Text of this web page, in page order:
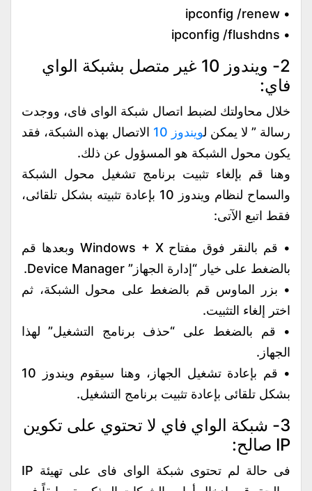
• ipconfig /renew
• ipconfig /flushdns
2- ويندوز 10 غير متصل بشبكة الواي
فاي:
خلال محاولتك لضبط اتصال شبكة الواى فاى، ووجدت
رسالة ” لا يمكن لويندوز 10
الاتصال بهذه الشبكة، فقد
يكون محول الشبكة هو المسؤول عن ذلك.
وهنا قم بإلغاء تثبيت برنامج تشغيل محول الشبكة
والسماح لنظام ويندوز 10 بإعادة تثبيته بشكل تلقائى،
فقط اتبع الآتى:
• قم بالنقر فوق مفتاح Windows + X وبعدها قم
بالضغط على خيار “إدارة الجهاز” Device Manager.
• بزر الماوس قم بالضغط على محول الشبكة، ثم
اختر إلغاء التثبيت.
• قم بالضغط على “حذف برنامج التشغيل” لهذا
الجهاز.
• قم بإعادة تشغيل الجهاز، وهنا سيقوم ويندوز 10
بشكل تلقائى بإعادة تثبيت برنامج التشغيل.
3- شبكة الواي فاي لا تحتوي على تكوين
IP صالح:
فى حالة لم تحتوى شبكة الواى فاى على تهيئة IP